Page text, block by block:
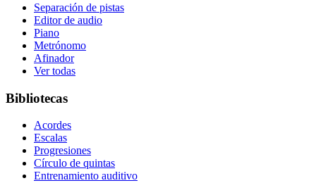
Separación de pistas
Editor de audio
Piano
Metrónomo
Afinador
Ver todas
Bibliotecas
Acordes
Escalas
Progresiones
Círculo de quintas
Entrenamiento auditivo